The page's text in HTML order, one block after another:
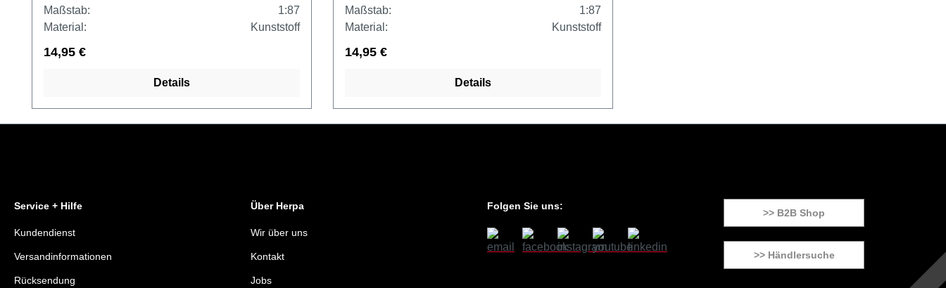
Maßstab:
1:87
Material:
Kunststoff
14,95 €
Details
Maßstab:
1:87
Material:
Kunststoff
14,95 €
Details
Service + Hilfe
Kundendienst
Versandinformationen
Rücksendung
Über Herpa
Wir über uns
Kontakt
Jobs
Folgen Sie uns:
>> B2B Shop
>> Händlersuche